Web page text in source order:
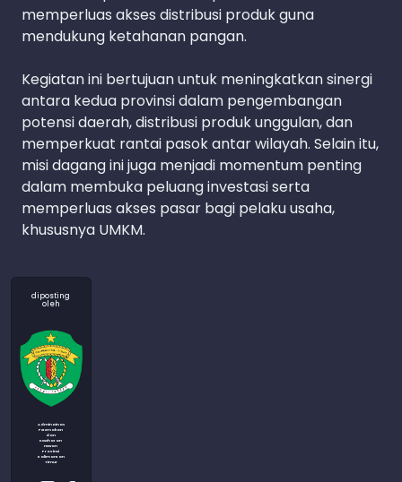
memperluas akses distribusi produk guna
mendukung ketahanan pangan.
Kegiatan ini bertujuan untuk meningkatkan sinergi
antara kedua provinsi dalam pengembangan
potensi daerah, distribusi produk unggulan, dan
memperkuat rantai pasok antar wilayah. Selain itu,
misi dagang ini juga menjadi momentum penting
dalam membuka peluang investasi serta
memperluas akses pasar bagi pelaku usaha,
khususnya UMKM.
diposting
oleh
Admin Dinas
Peternakan
dan
Kesehatan
Hewan
Provinsi
Kalimantan
Timur